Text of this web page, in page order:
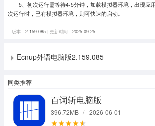
5、初次运行需等待4-5分钟，加载模拟器环境，出现应
次运行时，已有模拟器环境，则可快速的启动。
版本： 2.159.085| 更新时间： 2025-09-25
Ecnup外语电脑版2.159.085
同类推荐
百词斩电脑版
396.72MB / 2026-06-01